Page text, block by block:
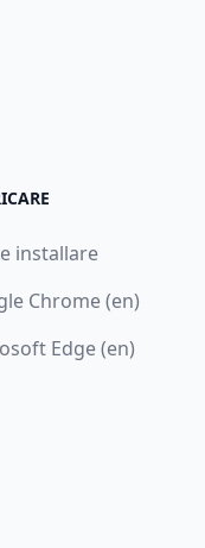
installare
Chrome (en)
Edge (en)